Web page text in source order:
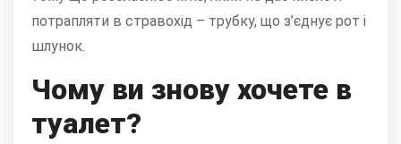
потрапляти в стравохід – трубку, що з’єднує рот і
шлунок.
Чому ви знову хочете в
туалет?